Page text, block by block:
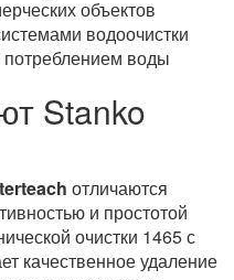
объектов
водоочистки
воды
Stanko
отличаются
и простотой
очистки 1465 с
качественное удаление